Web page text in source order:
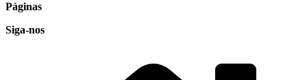
Páginas
Siga-nos